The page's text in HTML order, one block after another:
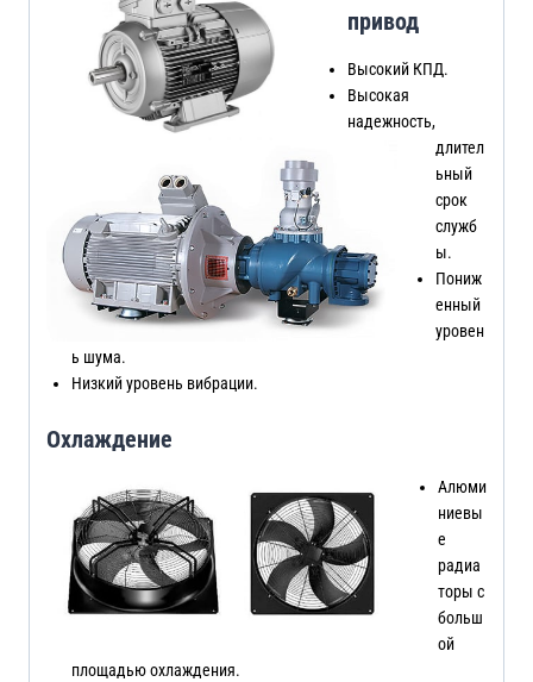
привод
Высокий КПД.
Высокая
надежность,
длител
ьный
срок
служб
ы.
Пониж
енный
уровен
ь шума.
Низкий уровень вибрации.
Охлаждение
Алюми
ниевы
е
радиа
торы с
больш
ой
площадью охлаждения.